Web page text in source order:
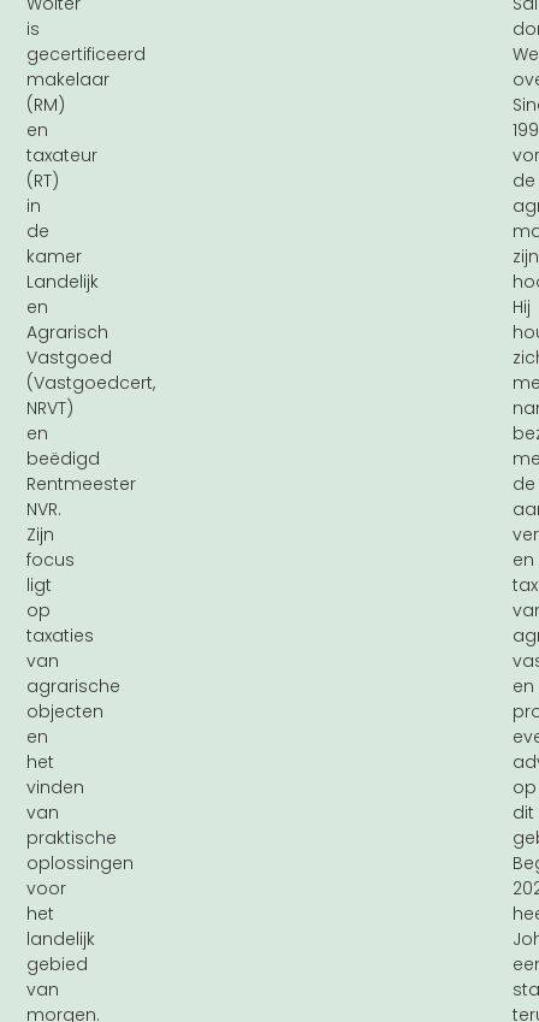
is
gecertificeerd
makelaar
(RM)
en
taxateur
(RT)
in
de
kamer
Landelijk
en
Agrarisch
Vastgoed
(Vastgoedcert,
NRVT)
en
beëdigd
Rentmeester
NVR.
Zijn
focus
ligt
op
taxaties
van
agrarische
objecten
en
het
vinden
van
praktische
oplossingen
voor
het
landelijk
gebied
van
morgen.
de
zijn
Hij
de
en
en
op
dit